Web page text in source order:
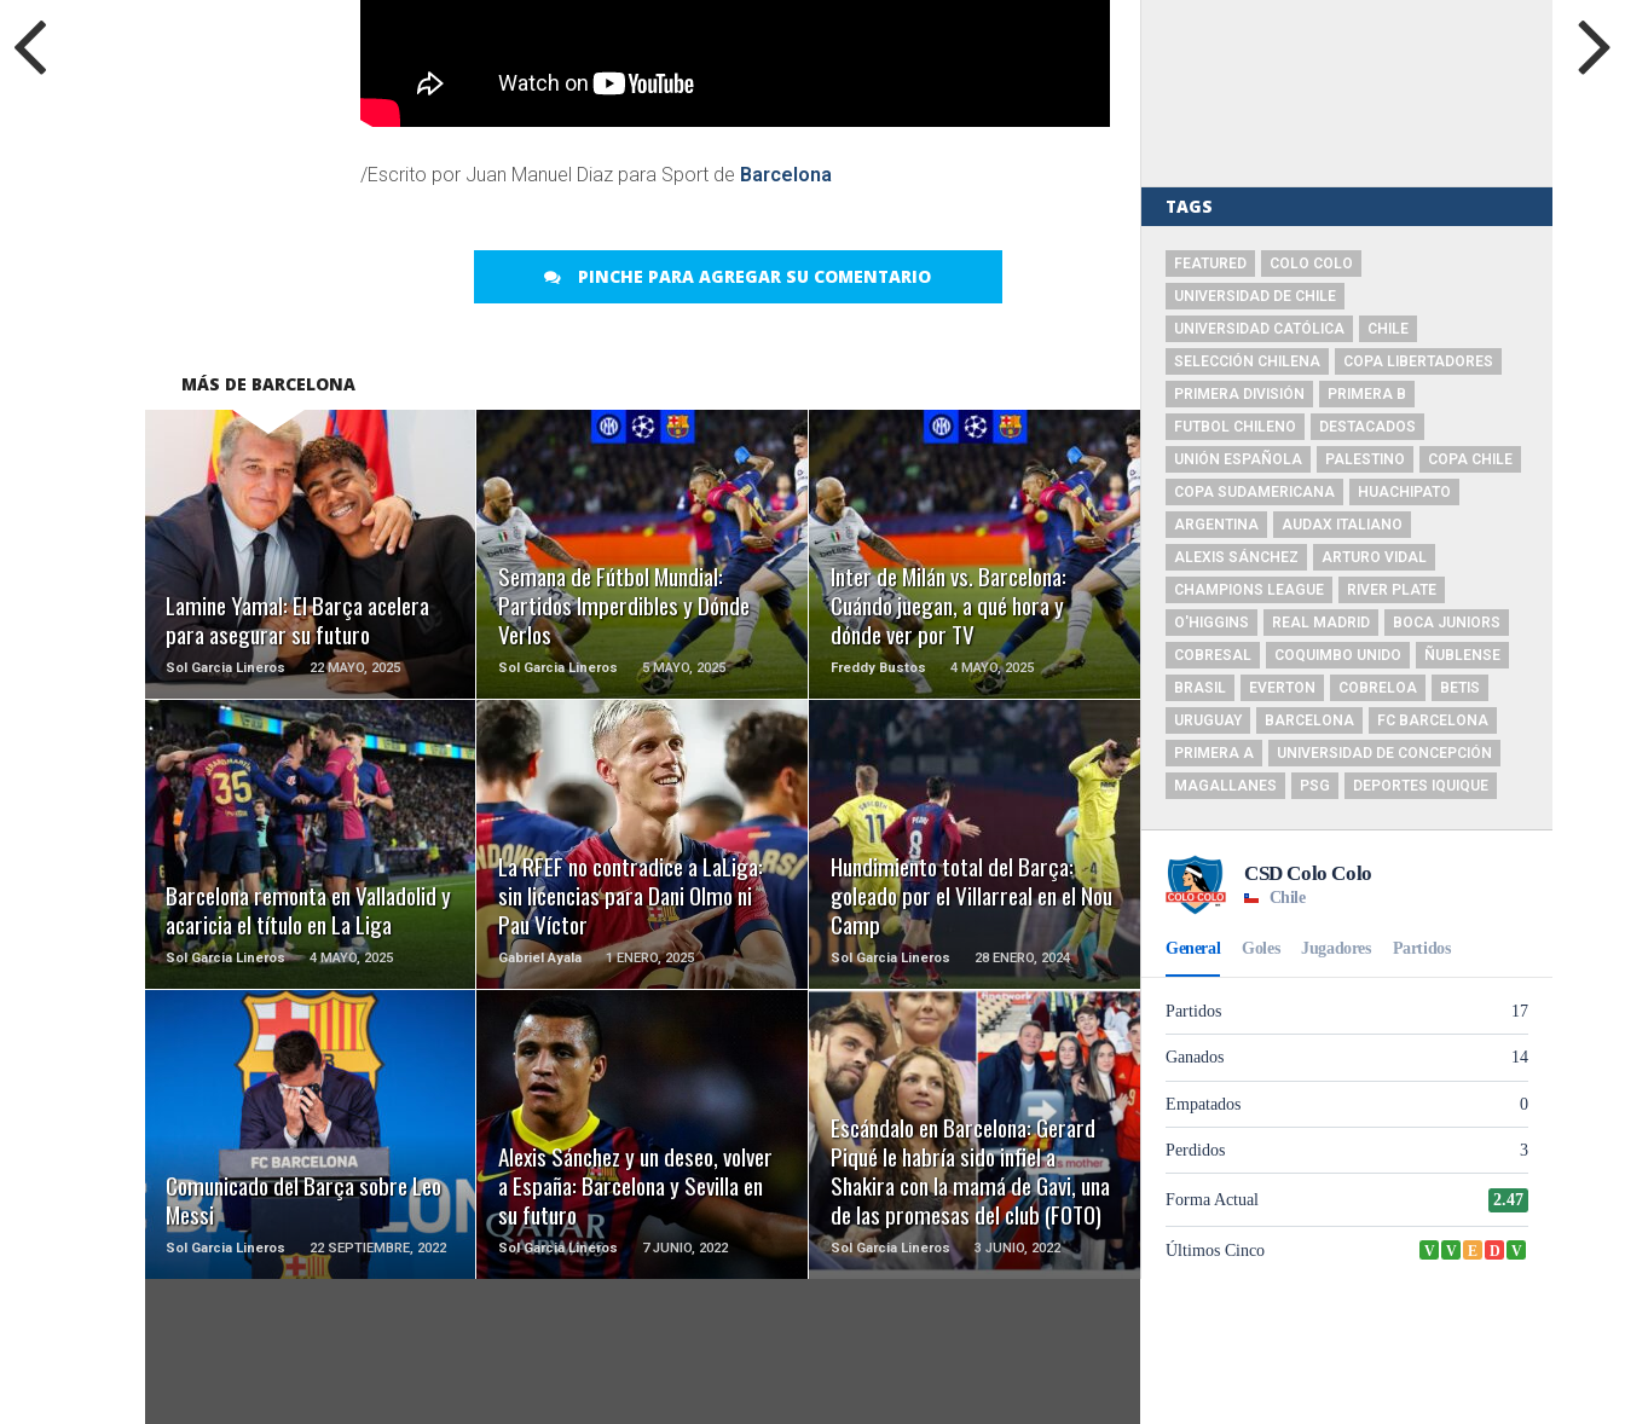
/Escrito por Juan Manuel Diaz para Sport de Barcelona
PINCHE PARA AGREGAR SU COMENTARIO
MÁS DE BARCELONA
Lamine Yamal: El Barça acelera
para asegurar su futuro
Sol Garcia Lineros 22 MAYO, 2025
LEER MÁS
Semana de Fútbol Mundial:
Partidos Imperdibles y Dónde
Verlos
Sol Garcia Lineros 5 MAYO, 2025
LEER MÁS
Inter de Milán vs. Barcelona:
Cuándo juegan, a qué hora y
dónde ver por TV
Freddy Bustos 4 MAYO, 2025
LEER MÁS
Barcelona remonta en Valladolid y
acaricia el título en La Liga
Sol Garcia Lineros 4 MAYO, 2025
LEER MÁS
La RFEF no contradice a LaLiga:
sin licencias para Dani Olmo ni
Pau Víctor
Gabriel Ayala 1 ENERO, 2025
LEER MÁS
Hundimiento total del Barça:
goleado por el Villarreal en el Nou
Camp
Sol Garcia Lineros 28 ENERO, 2024
LEER MÁS
Comunicado del Barça sobre Leo
Messi
Sol Garcia Lineros 22 SEPTIEMBRE, 2022
LEER MÁS
Alexis Sánchez y un deseo, volver
a España: Barcelona y Sevilla en
su futuro
Sol Garcia Lineros 7 JUNIO, 2022
LEER MÁS
Escándalo en Barcelona: Gerard
Piqué le habría sido infiel a
Shakira con la mamá de Gavi, una
de las promesas del club (FOTO)
Sol Garcia Lineros 3 JUNIO, 2022
LEER MÁS
TAGS
FEATURED
COLO COLO
UNIVERSIDAD DE CHILE
UNIVERSIDAD CATÓLICA
CHILE
SELECCIÓN CHILENA
COPA LIBERTADORES
PRIMERA DIVISIÓN
PRIMERA B
FUTBOL CHILENO
DESTACADOS
UNIÓN ESPAÑOLA
PALESTINO
COPA CHILE
COPA SUDAMERICANA
HUACHIPATO
ARGENTINA
AUDAX ITALIANO
ALEXIS SÁNCHEZ
ARTURO VIDAL
CHAMPIONS LEAGUE
RIVER PLATE
O'HIGGINS
REAL MADRID
BOCA JUNIORS
COBRESAL
COQUIMBO UNIDO
ÑUBLENSE
BRASIL
EVERTON COBRELOA
BETIS
URUGUAY
BARCELONA
FC BARCELONA
PRIMERA A
UNIVERSIDAD DE CONCEPCIÓN
MAGALLANES
PSG DEPORTES IQUIQUE